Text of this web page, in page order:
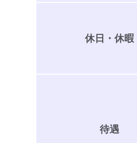
休日・休暇
待遇